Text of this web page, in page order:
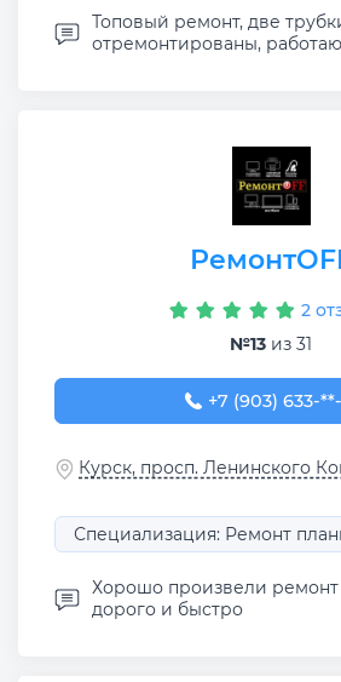
Топовый ремонт, две
отремонтированы,
2
№13 из 31
+7 (903) 633-97-
+7 (903) 633-
Курск, просп. Ленинского
Специализация: Ремонт
Хорошо произвели ремонт
дорого и быстро